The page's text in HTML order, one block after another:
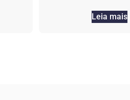
Leia mais